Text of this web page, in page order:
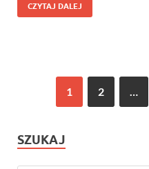
CZYTAJ DALEJ
1 2
SZUKAJ